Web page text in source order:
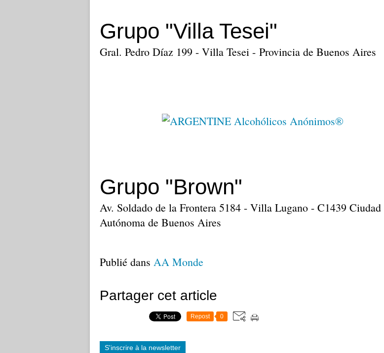
Grupo "Villa Tesei"
Gral. Pedro Díaz 199 - Villa Tesei - Provincia de Buenos Aires
Grupo "Brown"
Av. Soldado de la Frontera 5184 - Villa Lugano - C1439 Ciudad
Autónoma de Buenos Aires
Publié dans AA Monde
Partager cet article
Repost 0
S'inscrire à la newsletter